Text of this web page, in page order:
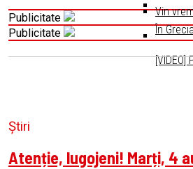
În
Vin
Publicitate
Publicitate
Știri
Atenție, lugojeni! Marți, 4